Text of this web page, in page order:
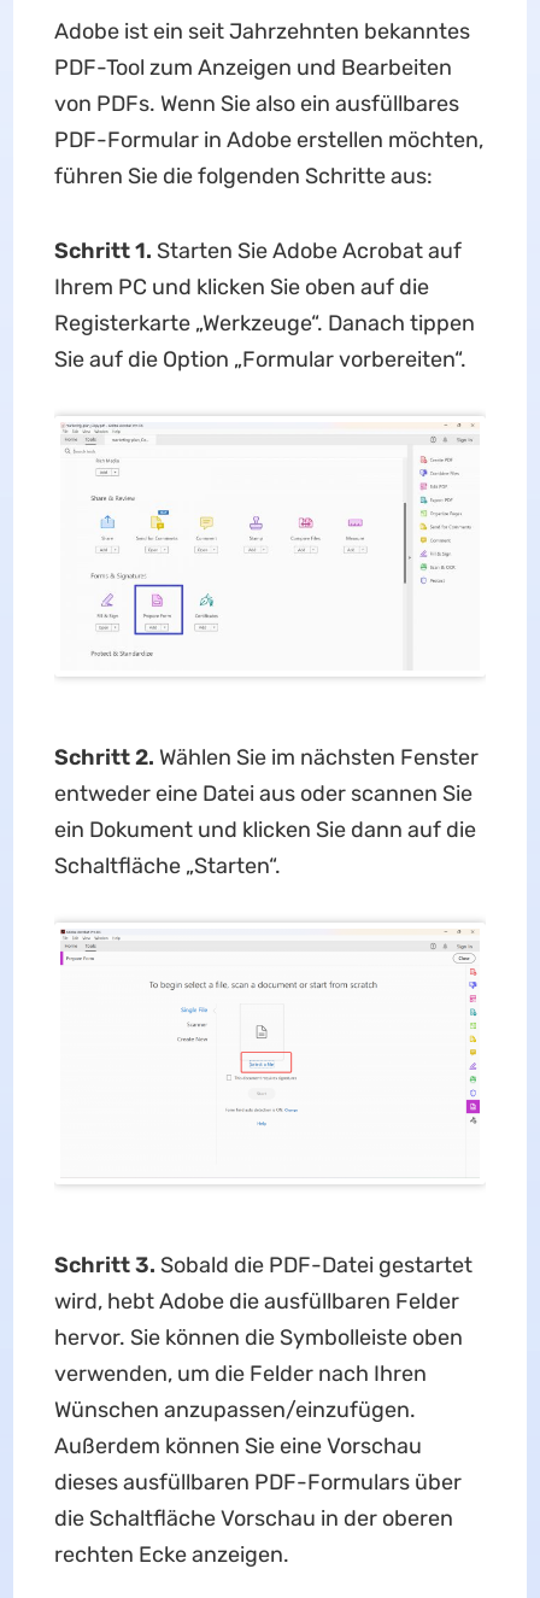
Adobe ist ein seit Jahrzehnten bekanntes
PDF-Tool zum Anzeigen und Bearbeiten
von PDFs. Wenn Sie also ein ausfüllbares
PDF-Formular in Adobe erstellen möchten,
führen Sie die folgenden Schritte aus:
Schritt 1. Starten Sie Adobe Acrobat auf
Ihrem PC und klicken Sie oben auf die
Registerkarte „Werkzeuge“. Danach tippen
Sie auf die Option „Formular vorbereiten“.
Schritt 2. Wählen Sie im nächsten Fenster
entweder eine Datei aus oder scannen Sie
ein Dokument und klicken Sie dann auf die
Schaltfläche „Starten“.
Schritt 3. Sobald die PDF-Datei gestartet
wird, hebt Adobe die ausfüllbaren Felder
hervor. Sie können die Symbolleiste oben
verwenden, um die Felder nach Ihren
Wünschen anzupassen/einzufügen.
Außerdem können Sie eine Vorschau
dieses ausfüllbaren PDF-Formulars über
die Schaltfläche Vorschau in der oberen
rechten Ecke anzeigen.